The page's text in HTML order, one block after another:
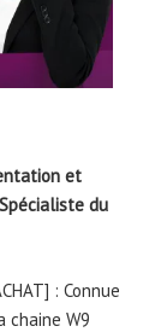
et
du
: Connue
chaine W9